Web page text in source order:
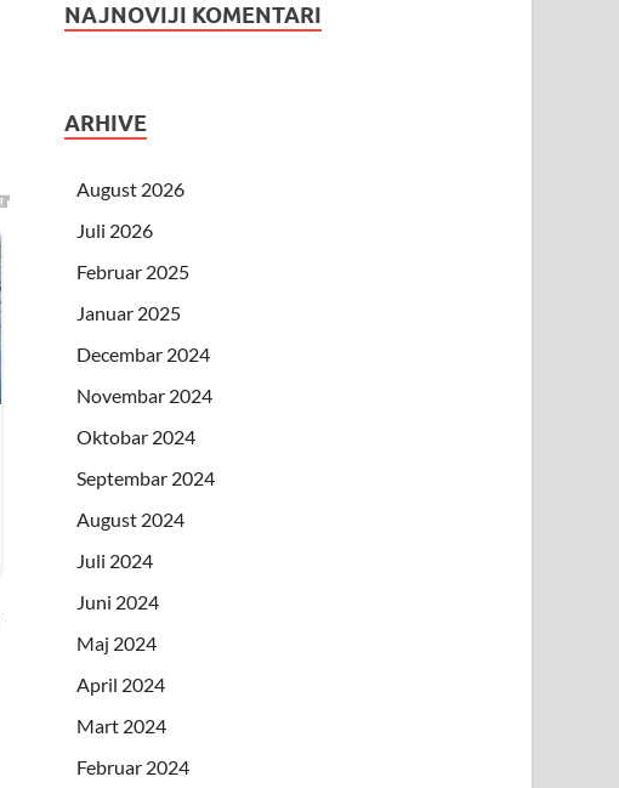
NAJNOVIJI KOMENTARI
ARHIVE
August 2026
Juli 2026
Februar 2025
Januar 2025
Decembar 2024
Novembar 2024
Oktobar 2024
Septembar 2024
August 2024
Juli 2024
Juni 2024
Maj 2024
April 2024
Mart 2024
Februar 2024